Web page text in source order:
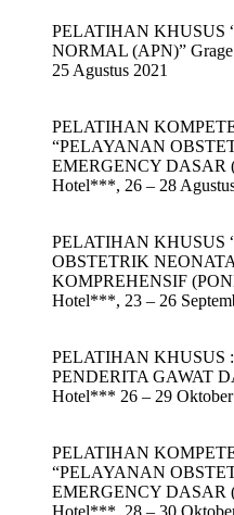
PELATIHAN KHUSUS
NORMAL (APN)”
25 Agustus 2021
PELATIHAN
“PELAYANAN
EMERGENCY DASAR
Hotel***, 26 – 28
PELATIHAN KHUSUS
OBSTETRIK
KOMPREHENSIF
Hotel***, 23 – 26
PELATIHAN KHUSUS
PENDERITA GAWAT
Hotel*** 26 – 29 Oktober
PELATIHAN
“PELAYANAN
EMERGENCY DASAR